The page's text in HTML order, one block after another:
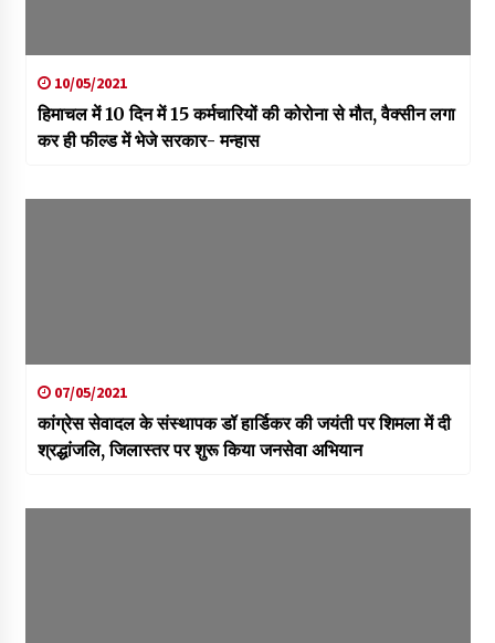
10/05/2021
हिमाचल में 10 दिन में 15 कर्मचारियों की कोरोना से मौत, वैक्सीन लगा
कर ही फील्ड में भेजे सरकार- मन्हास
07/05/2021
कांग्रेस सेवादल के संस्थापक डॉ हार्डिकर की जयंती पर शिमला में दी
श्रद्धांजलि, जिलास्तर पर शुरू किया जनसेवा अभियान